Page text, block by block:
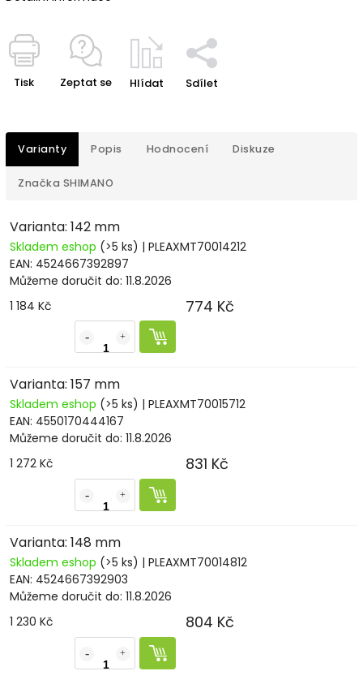
Tisk Zeptat se Hlídat Sdílet
Varianty Popis Hodnocení Diskuze
Značka SHIMANO
Varianta: 142 mm
Skladem eshop (>5 ks) | PLEAXMT70014212
EAN: 4524667392897
Můžeme doručit do: 11.8.2026
1 184 Kč
774 Kč
Varianta: 157 mm
Skladem eshop (>5 ks) | PLEAXMT70015712
EAN: 4550170444167
Můžeme doručit do: 11.8.2026
1 272 Kč
831 Kč
Varianta: 148 mm
Skladem eshop (>5 ks) | PLEAXMT70014812
EAN: 4524667392903
Můžeme doručit do: 11.8.2026
1 230 Kč
804 Kč